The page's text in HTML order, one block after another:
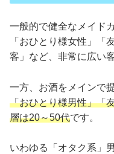
一般的で健全なメイド
「おひとり様女性」「
客」など、非常に広い
一方、お酒をメインで
「おひとり様男性」「
層は20～50代です。
いわゆる「オタク系」